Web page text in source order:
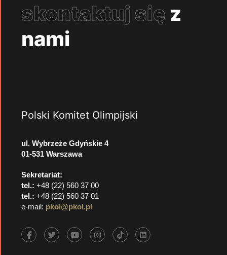
skontaktuj się z
nami
Polski Komitet Olimpijski
ul. Wybrzeże Gdyńskie 4
01-531 Warszawa
Sekretariat:
tel.: +48 (22) 560 37 00
tel.: +48 (22) 560 37 01
e-mail: pkol@pkol.pl